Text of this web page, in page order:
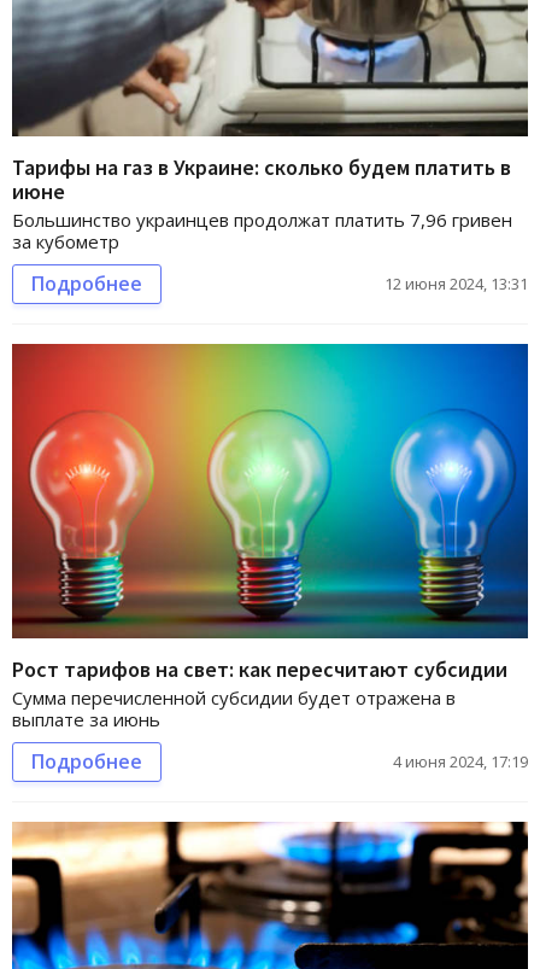
Тарифы на газ в Украине: сколько будем платить в
июне
Большинство украинцев продолжат платить 7,96 гривен
за кубометр
Подробнее 12 июня 2024, 13:31
Рост тарифов на свет: как пересчитают субсидии
Сумма перечисленной субсидии будет отражена в
выплате за июнь
Подробнее 4 июня 2024, 17:19